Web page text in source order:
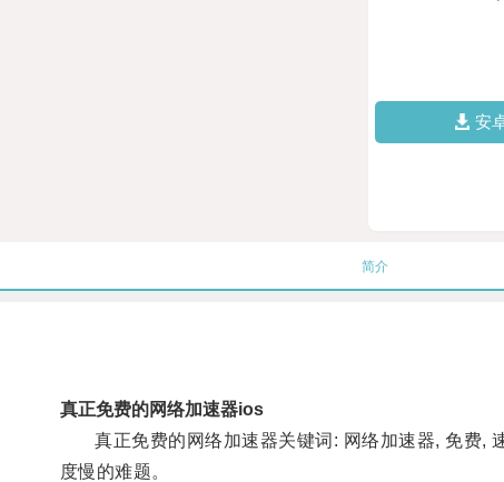
安
简介
真正免费的网络加速器ios
真正免费的网络加速器关键词: 网络加速器, 免费,
度慢的难题。